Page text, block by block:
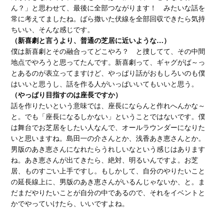
ん？」と思わせて、最後に全部つながります！ みたいな話を
常に考えてましたね。ばら撒いた伏線を全部回収できたら気持
ちいい、そんな感じです。
（新喜劇と言うより、普通の芝居に近いような…）
僕は新喜劇とその融合ってどこやろ？ と捜してて、その中間
地点でやろうと思ってたんです。新喜劇って、ギャグがば～っ
とあるのが表立ってますけど、やっぱり話がおもしろいのも僕
はいいと思うし、話を作る人がいっぱいいてもいいと思う。
（やっぱり目指すのは座長ですか）
話を作りたいという意味では、座長にならんと作れへんかな～
と。でも「座長になるしかない」ということではないです。僕
は舞台でお芝居をしたい人なんで、オールラウンダーになりた
いと思いますね。島田一の介さんとか、浅香あき恵さんとか。
男版のあき恵さんになれたらうれしいなという感じはあります
ね。あき恵さんが出てきたら、絶対、明るいんですよ。お芝
居、ものすごい上手ですし。もしかして、自分のやりたいこと
の延長線上に、男版のあき恵さんがいるんじゃないか、と。ま
だまだやりたいことが自分の中であるので、それをイベントと
かでやっていけたら、いいですよね。